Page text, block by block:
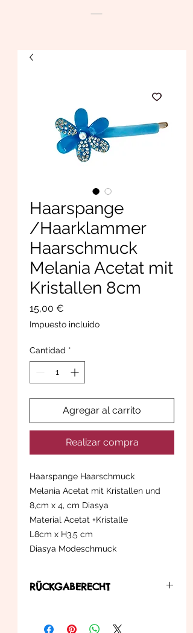
Haarspange
/Haarklammer
Haarschmuck
Melania Acetat mit
Kristallen 8cm
15,00 €
Impuesto incluido
Cantidad *
Agregar al carrito
Realizar compra
Haarspange Haarschmuck
Melania Acetat mit Kristallen und
8,cm x 4, cm Diasya
Material Acetat +Kristalle
L8cm x H3,5 cm
Diasya Modeschmuck
RÜCKGABERECHT